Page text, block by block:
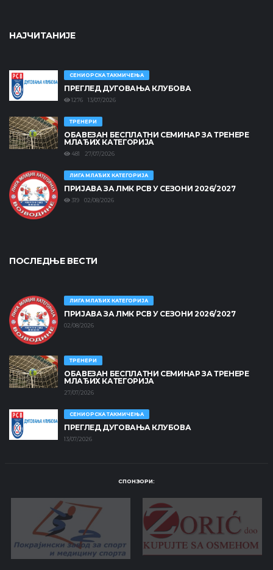
НАЈЧИТАНИЈЕ
СЕНИОРСКА ТАКМИЧЕЊА
ПРЕГЛЕД ДУГОВАЊА КЛУБОВА
1276 13/07/2026
ТРЕНЕРИ
ОБАВЕЗАН БЕСПЛАТНИ СЕМИНАР ЗА ТРЕНЕРЕ
МЛАЂИХ КАТЕГОРИЈА
481 27/07/2026
ЛИГА МЛАЂИХ КАТЕГОРИЈА
ПРИЈАВА ЗА ЛМК РСВ У СЕЗОНИ 2026/2027
319 02/08/2026
ПОСЛЕДЊЕ ВЕСТИ
ЛИГА МЛАЂИХ КАТЕГОРИЈА
ПРИЈАВА ЗА ЛМК РСВ У СЕЗОНИ 2026/2027
02/08/2026
ТРЕНЕРИ
ОБАВЕЗАН БЕСПЛАТНИ СЕМИНАР ЗА ТРЕНЕРЕ
МЛАЂИХ КАТЕГОРИЈА
27/07/2026
СЕНИОРСКА ТАКМИЧЕЊА
ПРЕГЛЕД ДУГОВАЊА КЛУБОВА
13/07/2026
СПОНЗОРИ: